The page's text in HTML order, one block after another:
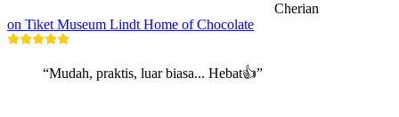
Cherian
on Tiket Museum Lindt Home of Chocolate
“Mudah, praktis, luar biasa... Hebat👍”